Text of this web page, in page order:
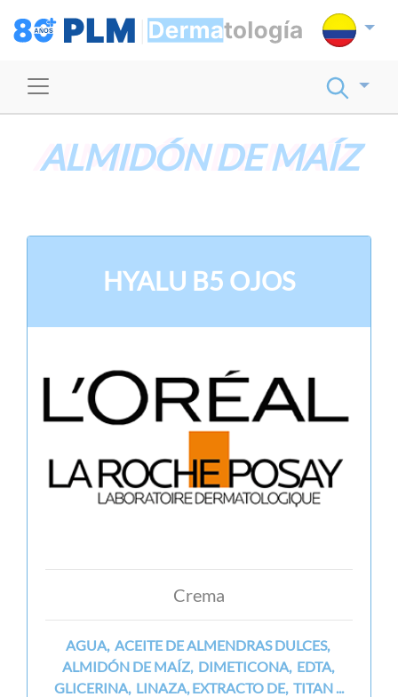
ALMIDÓN DE MAÍZ
HYALU B5 OJOS
Crema
AGUA, ACEITE DE ALMENDRAS DULCES,
ALMIDÓN DE MAÍZ, DIMETICONA, EDTA,
GLICERINA, LINAZA, EXTRACTO DE, TITAN ...